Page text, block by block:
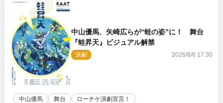
中山優馬、矢崎広らが“蛙の姿”に！ 舞台
『蛙昇天』ビジュアル解禁
演劇 2026/8/6 17:30
中山優馬 舞台 ローチケ演劇宣言！